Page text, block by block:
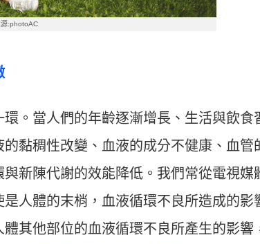
源:photoAC
。當人們的年齡逐漸增長、生活與飲食
黏稠性改變、血液的成分不健康、血管
新陳代謝的效能降低。我們常從電視媒
人體的末梢，血液循環不良所造成的影
其他部位的血液循環不良所產生的影響